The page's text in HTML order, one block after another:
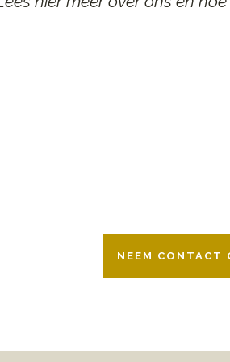
NEEM CONTACT